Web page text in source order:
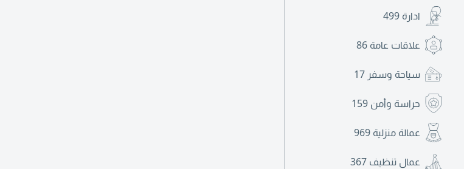
ادارة 499
علاقات عامة 86
سياحة وسفر 17
حراسة وأمن 159
عمالة منزلية 969
عمال تنظيف 367